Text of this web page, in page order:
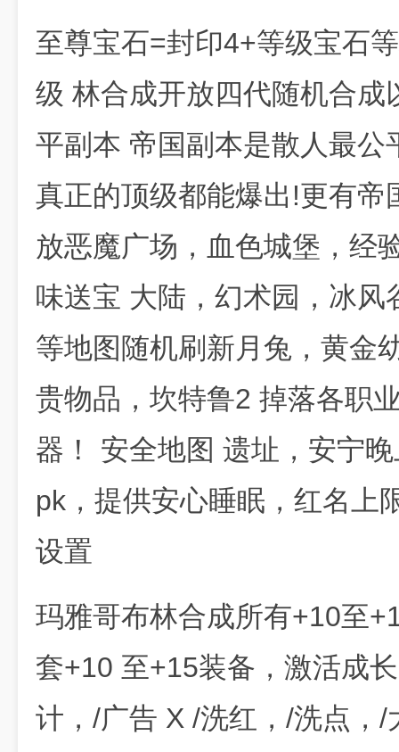
至尊宝石=封印4+等级宝石
级 林合成开放四代随机合
平副本 帝国副本是散人最
真正的顶级都能爆出!更有
放恶魔广场，血色城堡，经
味送宝 大陆，幻术园，冰
等地图随机刷新月兔，黄金
贵物品，坎特鲁2 掉落各职
器！ 安全地图 遗址，安宁
pk，提供安心睡眠，红名上
设置
玛雅哥布林合成所有+10至
套+10 至+15装备，激活成
计，/广告 X /洗红，/洗点，/